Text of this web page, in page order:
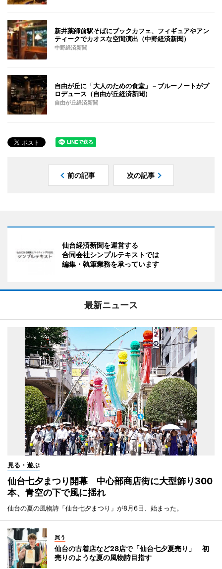
新井薬師前駅そばにブックカフェ、フィギュアやアン
ティークでカオスな空間演出（中野経済新聞）
中野経済新聞
自由が丘に「大人のための食堂」－ブルーノートがプ
ロデュース（自由が丘経済新聞）
自由が丘経済新聞
前の記事 次の記事
仙台経済新聞を運営する
合同会社シンプルテキストでは
編集・執筆業務を承っています
最新ニュース
見る・遊ぶ
仙台七夕まつり開幕 中心部商店街に大型飾り300
本、青空の下で風に揺れ
仙台の夏の風物詩「仙台七夕まつり」が8月6日、始まった。
買う
仙台の古着店など28店で「仙台七夕夏売り」 初
売りのような夏の風物詩目指す